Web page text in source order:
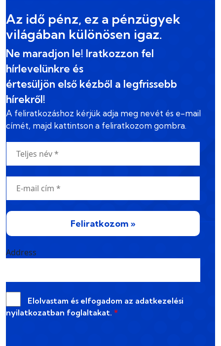
Az idő pénz, ez a pénzügyek
világában különösen igaz.
Ne maradjon le! Iratkozzon fel
hírlevelünkre és
értesüljön első kézből a legfrissebb
hírekről!
A feliratkozáshoz kérjük adja meg nevét és e-mail
címét, majd kattintson a feliratkozom gombra.
Feliratkozom »
Address
Elolvastam és elfogadom az adatkezelési
nyilatkozatban foglaltakat. *